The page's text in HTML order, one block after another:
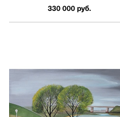
330 000 руб.